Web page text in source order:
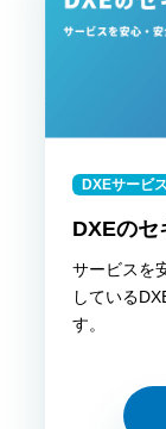
DXEサービ
DXEのセ
サービスを
している
す。